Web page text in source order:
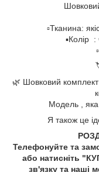
▫️Тканина:
▪️Колір :
🌿 Шовковий
Модель , яка
Я також це
Телефонуйте та
або натисніть
зв'язку та наші